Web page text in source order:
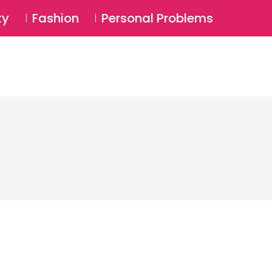
Login ⚲
Fashion Personal Problems